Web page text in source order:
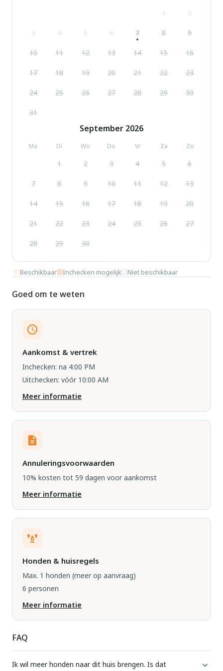
1 2
3 4 5 6 7 8 9
10 11 12 13 14 15 16
17 18 19 20 21 22 23
24 25 26 27 28 29 30
31
September 2026
Ma Di Wo Do Vr Za Zo
1 2 3 4 5 6
7 8 9 10 11 12 13
14 15 16 17 18 19 20
21 22 23 24 25 26 27
28 29 30
Beschikbaar Inchecken mogelijk Niet beschikbaar
Goed om te weten
Aankomst & vertrek
Inchecken: na 4:00 PM
Uitchecken: vóór 10:00 AM
Meer informatie
Annuleringsvoorwaarden
10% kosten tot 59 dagen voor aankomst
Meer informatie
Honden & huisregels
Max. 1 honden (meer op aanvraag)
6 personen
Meer informatie
FAQ
Ik wil meer honden naar dit huis brengen. Is dat